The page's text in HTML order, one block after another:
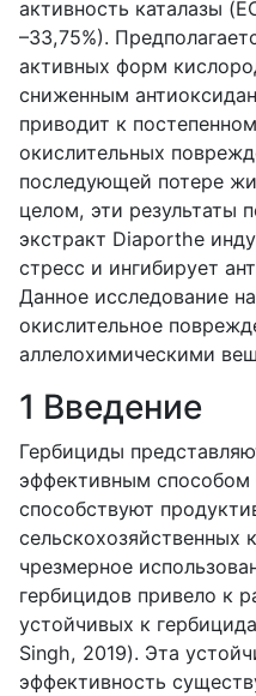
активность каталазы (
–33,75%).
активных форм
сниженным
приводит к
окислительных
последующей потере
целом, эти результаты
экстракт Diaporthe
стресс и ингибирует
Данное исследование
окислительное
аллелохимическими
1 Введение
Гербициды
эффективным
способствуют
сельскохозяйственных
чрезмерное
гербицидов привело к
устойчивых к
Singh, 2019). Эта
эффективность